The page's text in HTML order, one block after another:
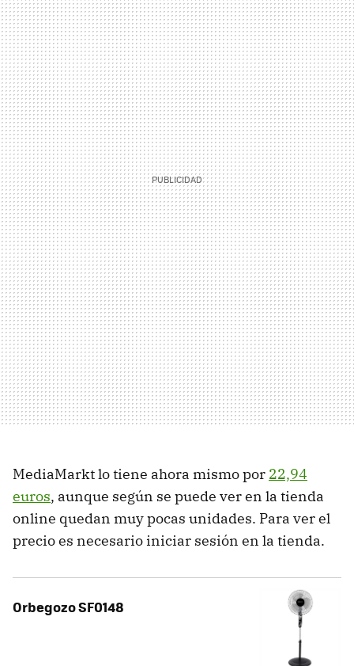
MediaMarkt lo tiene ahora mismo por 22,94
euros, aunque según se puede ver en la tienda
online quedan muy pocas unidades. Para ver el
precio es necesario iniciar sesión en la tienda.
Orbegozo SF0148